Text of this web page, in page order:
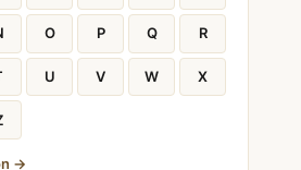
O P Q R
U V W X
→